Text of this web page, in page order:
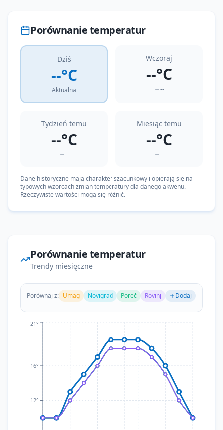
Porównanie temperatur
Dziś
--°C
Aktualna
Wczoraj
--°C
--
Tydzień temu
--°C
--
Miesiąc temu
--°C
--
Dane historyczne mają charakter szacunkowy i opierają się na
typowych wzorcach zmian temperatury dla danego akwenu.
Rzeczywiste wartości mogą się różnić.
Porównanie temperatur
Trendy miesięczne
Porównaj z: Umag Novigrad Poreč Rovinj Dodaj
12°
16°
21°